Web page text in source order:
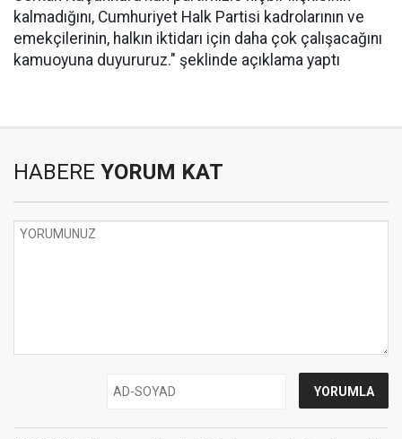
kalmadığını, Cumhuriyet Halk Partisi kadrolarının ve
emekçilerinin, halkın iktidarı için daha çok çalışacağını
kamuoyuna duyururuz." şeklinde açıklama yaptı
HABERE YORUM KAT